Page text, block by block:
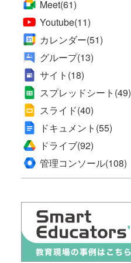
Meet(61)
Youtube(11)
カレンダー(51)
グループ(13)
サイト (18)
スプレッドシート (49)
スライド(40)
ドキュメント (55)
ドライブ(92)
管理コンソール(108)